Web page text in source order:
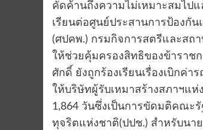
คัดค้านถึงความไม่เหมาะสมไป
เรียนต่อศูนย์ประสานการป้องกั
(ศปคพ.) กรมกิจการสตรีและสถ
ให้ช่วยคุ้มครองสิทธิของข้าราช
ศักดิ์ ยังถูกร้องเรียนเรื่องเบิกค่
ให้บริษัทผู้รับเหมาสร้างสภาฯแห่
1,864 วันซึ่งเป็นการขัดมติคณะ
ทุจริตแห่งชาติ(ปปช.) สำหรับนา